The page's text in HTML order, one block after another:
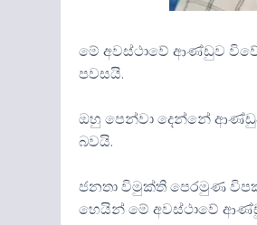
මේ අවස්ථාවේ ආණ්ඩුව
පවසයි.
ඔහු පෙන්වා දෙන්නේ
බවයි.
ජනතා විමුක්ති පෙරමුණ
හෙයින් මේ අවස්ථාවේ